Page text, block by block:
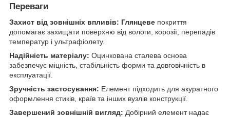
Переваги
Захист від зовнішніх впливів: Глянцеве покриття
допомагає захищати поверхню від вологи, корозії, перепадів
температур і ультрафіолету.
Надійність матеріалу: Оцинкована сталева основа
забезпечує міцність, стабільність форми та довговічність в
експлуатації.
Зручність застосування: Елемент підходить для акуратного
оформлення стиків, країв та інших вузлів конструкції.
Завершений зовнішній вигляд: Добірний елемент надає